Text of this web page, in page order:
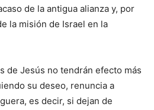
de la antigua alianza y, por
la misión de Israel en la
de Jesús no tendrán efecto más
su deseo, renuncia a
es decir, si dejan de